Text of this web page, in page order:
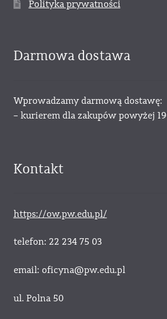
Polityka prywatności
Darmowa dostawa
Wprowadzamy darmową dostawę:
– kurierem dla zakupów powyżej
Kontakt
https://ow.pw.edu.pl/
telefon: 22 234 75 03
email: oficyna@pw.edu.pl
ul. Polna 50